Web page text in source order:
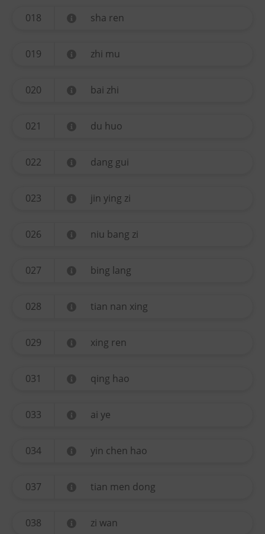
018 sha ren
019 zhi mu
020 bai zhi
021 du huo
022 dang gui
023 jin ying zi
026 niu bang zi
027 bing lang
028 tian nan xing
029 xing ren
031 qing hao
033 ai ye
034 yin chen hao
037 tian men dong
038 zi wan